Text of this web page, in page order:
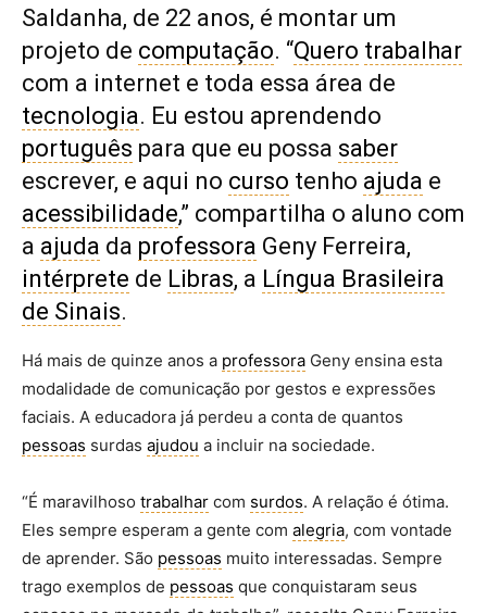
Saldanha, de 22 anos, é montar um
projeto de computação. “Quero trabalhar
com a internet e toda essa área de
tecnologia. Eu estou aprendendo
português para que eu possa saber
escrever, e aqui no curso tenho ajuda e
acessibilidade,” compartilha o aluno com
a ajuda da professora Geny Ferreira,
intérprete de Libras, a Língua Brasileira
de Sinais.
Há mais de quinze anos a professora Geny ensina esta
modalidade de comunicação por gestos e expressões
faciais. A educadora já perdeu a conta de quantos
pessoas surdas ajudou a incluir na sociedade.
“É maravilhoso trabalhar com surdos. A relação é ótima.
Eles sempre esperam a gente com alegria, com vontade
de aprender. São pessoas muito interessadas. Sempre
trago exemplos de pessoas que conquistaram seus